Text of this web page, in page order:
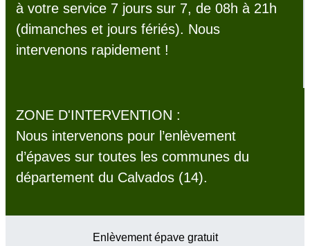
à votre service 7 jours sur 7, de 08h à 21h
(dimanches et jours fériés). Nous
intervenons rapidement !
ZONE D'INTERVENTION :
Nous intervenons pour l’enlèvement
d’épaves sur toutes les communes du
département du Calvados (14).
Enlèvement épave gratuit